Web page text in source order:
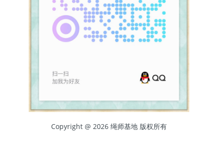
Copyright @ 2026 绳师基地 版权所有